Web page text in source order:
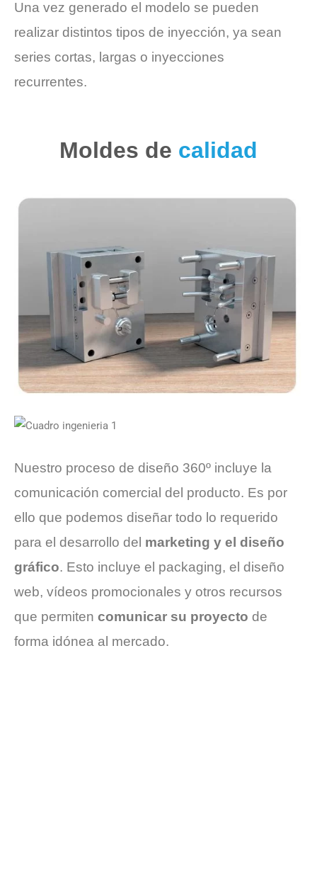
Una vez generado el modelo se pueden
realizar distintos tipos de inyección, ya sean
series cortas, largas o inyecciones
recurrentes.
Moldes de calidad
Nuestro proceso de diseño 360º incluye la
comunicación comercial del producto. Es por
ello que podemos diseñar todo lo requerido
para el desarrollo del marketing y el diseño
gráfico. Esto incluye el packaging, el diseño
web, vídeos promocionales y otros recursos
que permiten comunicar su proyecto de
forma idónea al mercado.